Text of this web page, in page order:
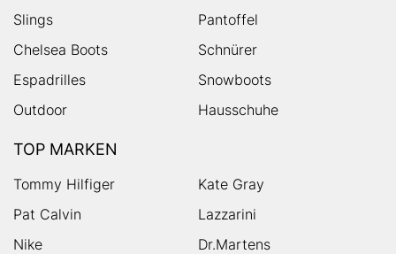
Slings
Pantoffel
Chelsea Boots
Schnürer
Espadrilles
Snowboots
Outdoor
Hausschuhe
TOP MARKEN
Tommy Hilfiger
Kate Gray
Pat Calvin
Lazzarini
Nike
Dr.Martens